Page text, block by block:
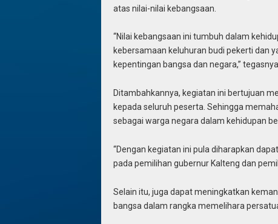
atas nilai-nilai kebangsaan.
“Nilai kebangsaan ini tumbuh dalam
kebersamaan keluhuran budi pekerti dan
kepentingan bangsa dan negara,”
Ditambahkannya, kegiatan ini bertujuan
kepada seluruh peserta. Sehingga
sebagai warga negara dalam kehidupan
“Dengan kegiatan ini pula diharapkan
pada pemilihan gubernur Kalteng dan
Selain itu, juga dapat meningkatkan
bangsa dalam rangka memelihara